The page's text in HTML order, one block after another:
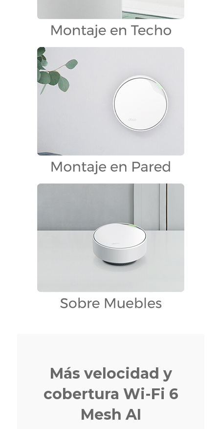
Más velocidad y
cobertura Wi-Fi 6
Mesh AI